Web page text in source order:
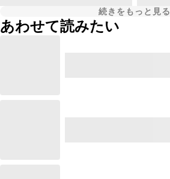
続きをもっと見る
あわせて読みたい